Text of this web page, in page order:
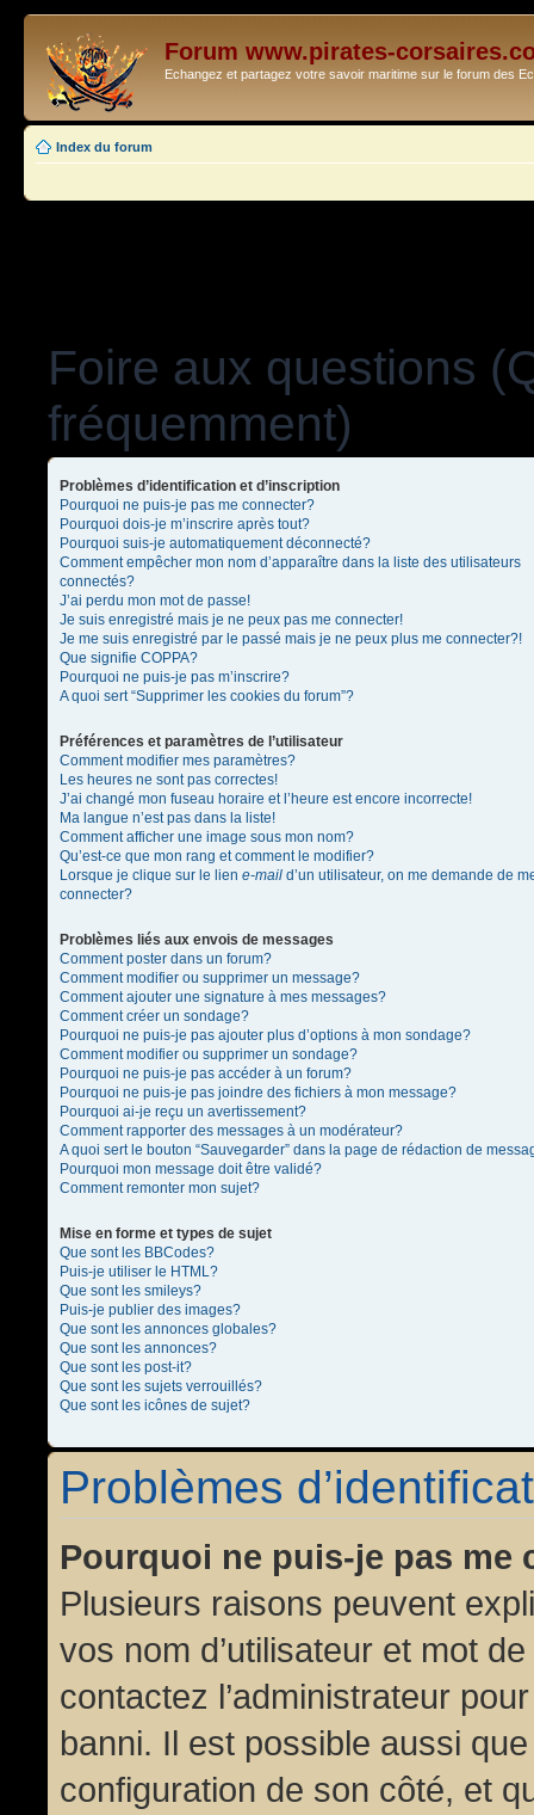
Forum www.pirates-
Echangez et partagez votre savoir maritime sur le forum des
Index du forum
Foire aux questions
fréquemment)
Problèmes d’identification et d’inscription
Pourquoi ne puis-je pas me connecter?
Pourquoi dois-je m’inscrire après tout?
Pourquoi suis-je automatiquement déconnecté?
Comment empêcher mon nom d’apparaître dans la liste des utilisateurs
connectés?
J’ai perdu mon mot de passe!
Je suis enregistré mais je ne peux pas me connecter!
Je me suis enregistré par le passé mais je ne peux plus me connecter?!
Que signifie COPPA?
Pourquoi ne puis-je pas m’inscrire?
A quoi sert “Supprimer les cookies du forum”?
Préférences et paramètres de l’utilisateur
Comment modifier mes paramètres?
Les heures ne sont pas correctes!
J’ai changé mon fuseau horaire et l’heure est encore incorrecte!
Ma langue n’est pas dans la liste!
Comment afficher une image sous mon nom?
Qu’est-ce que mon rang et comment le modifier?
Lorsque je clique sur le lien e-mail d’un utilisateur, on me demande de
connecter?
Problèmes liés aux envois de messages
Comment poster dans un forum?
Comment modifier ou supprimer un message?
Comment ajouter une signature à mes messages?
Comment créer un sondage?
Pourquoi ne puis-je pas ajouter plus d’options à mon sondage?
Comment modifier ou supprimer un sondage?
Pourquoi ne puis-je pas accéder à un forum?
Pourquoi ne puis-je pas joindre des fichiers à mon message?
Pourquoi ai-je reçu un avertissement?
Comment rapporter des messages à un modérateur?
A quoi sert le bouton “Sauvegarder” dans la page de rédaction de
Pourquoi mon message doit être validé?
Comment remonter mon sujet?
Mise en forme et types de sujet
Que sont les BBCodes?
Puis-je utiliser le HTML?
Que sont les smileys?
Puis-je publier des images?
Que sont les annonces globales?
Que sont les annonces?
Que sont les post-it?
Que sont les sujets verrouillés?
Que sont les icônes de sujet?
Problèmes
Pourquoi ne puis-je pas me
Plusieurs raisons peuvent
vos nom d’utilisateur et mot
contactez l’administrateur
banni. Il est possible aussi
configuration de son côté, et